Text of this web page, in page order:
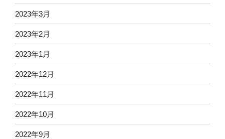
2023年3月
2023年2月
2023年1月
2022年12月
2022年11月
2022年10月
2022年9月